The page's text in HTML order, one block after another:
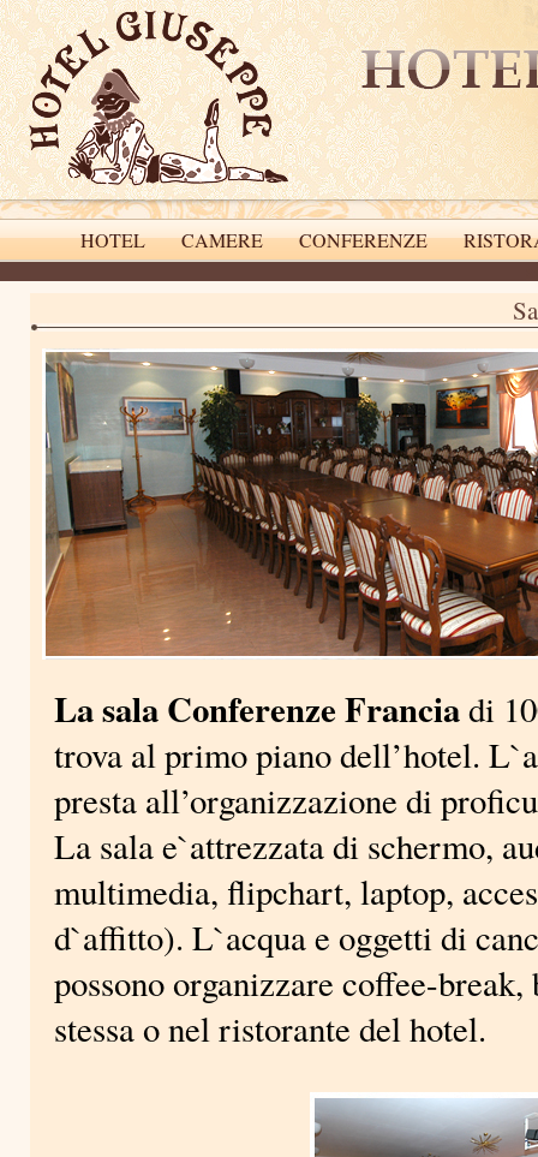
HOTEL CAMERE CONFERENZE
La sala Conferenze Franciadi
trova al primo piano dell’hotel.
presta all’organizzazione di
La sala e`attrezzata di schermo,
multimedia, flipchart, laptop,
d`affitto). L`acqua e oggetti di
possono organizzare coffee-
stessa o nel ristorante del hotel.